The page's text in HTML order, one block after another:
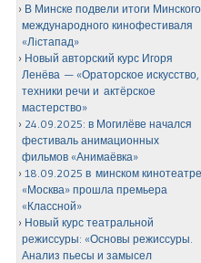
В Минске подвели итоги Минского
международного кинофестиваля
«Лiстапад»
Новый авторский курс Игоря
Ленёва — «Ораторское искусство,
техники речи и актёрское
мастерство»
24.09.2025: в Могилёве начался
фестиваль анимационных
фильмов «Анимаёвка»
18.09.2025 в минском
«Москва» прошла премьера
«Классной»
Новый курс театральной
режиссуры: «Основы режиссуры.
Анализ пьесы и замысел